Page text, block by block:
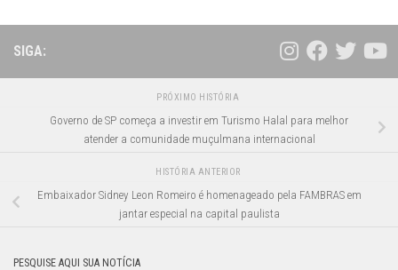
SIGA:
PRÓXIMO HISTÓRIA
Governo de SP começa a investir em Turismo Halal para melhor
atender a comunidade muçulmana internacional
HISTÓRIA ANTERIOR
Embaixador Sidney Leon Romeiro é homenageado pela FAMBRAS em
jantar especial na capital paulista
PESQUISE AQUI SUA NOTÍCIA